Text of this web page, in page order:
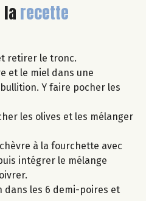
larecette
retirer le tronc.
et le miel dans une
Y faire pocher les
les olives et les mélanger
à la fourchette avec
intégrer le mélange
dans les 6 demi-poires et